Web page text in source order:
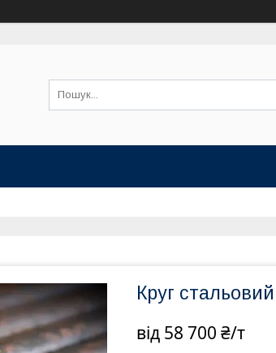
Круг
від 58 700 ₴/т